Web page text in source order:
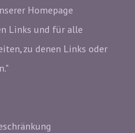
Homepage
Links und für alle
zu denen Links oder